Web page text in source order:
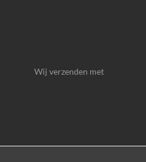
Wij verzenden met